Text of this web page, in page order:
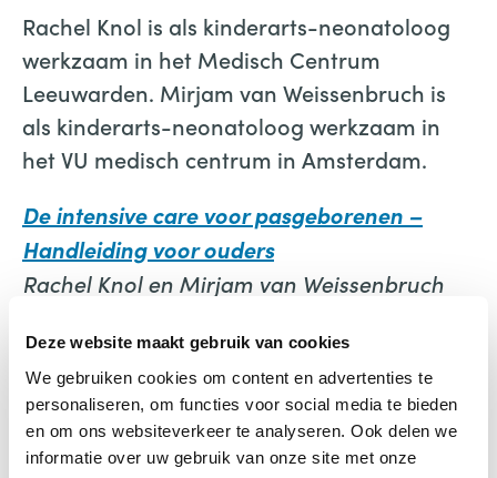
Deze website maakt gebruik van cookies
We gebruiken cookies om content en advertenties te
personaliseren, om functies voor social media te bieden
en om ons websiteverkeer te analyseren. Ook delen we
informatie over uw gebruik van onze site met onze
Rachel Knol is als kinderarts-neonatoloog
werkzaam in het Medisch Centrum
Leeuwarden. Mirjam van Weissenbruch is
als kinderarts-neonatoloog werkzaam in
het VU medisch centrum in Amsterdam.
De intensive care voor pasgeborenen –
Handleiding voor ouders
Rachel Knol en Mirjam van Weissenbruch
64 pag.